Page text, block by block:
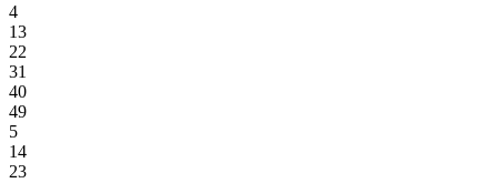
4
13
22
31
40
49
5
14
23